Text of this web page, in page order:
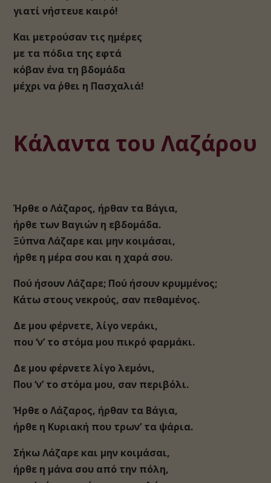
γιατί νήστευε καιρό!
Και μετρούσαν τις ημέρες
με τα πόδια της εφτά
κόβαν ένα τη βδομάδα
μέχρι να ΄ρθει η Πασχαλιά!
Κάλαντα του Λαζάρου
Ήρθε ο Λάζαρος, ήρθαν τα Βάγια,
ήρθε των Βαγιών η εβδομάδα.
Ξύπνα Λάζαρε και μην κοιμάσαι,
ήρθε η μέρα σου και η χαρά σου.
Πού ήσουν Λάζαρε; Πού ήσουν κρυμμένος;
Κάτω στους νεκρούς, σαν πεθαμένος.
Δε μου φέρνετε, λίγο νεράκι,
που ‘ν’ το στόμα μου πικρό φαρμάκι.
Δε μου φέρνετε λίγο λεμόνι,
Που ‘ν’ το στόμα μου, σαν περιβόλι.
Ήρθε ο Λάζαρος, ήρθαν τα Βάγια,
ήρθε η Κυριακή που τρων’ τα ψάρια.
Σήκω Λάζαρε και μην κοιμάσαι,
ήρθε η μάνα σου από την πόλη,